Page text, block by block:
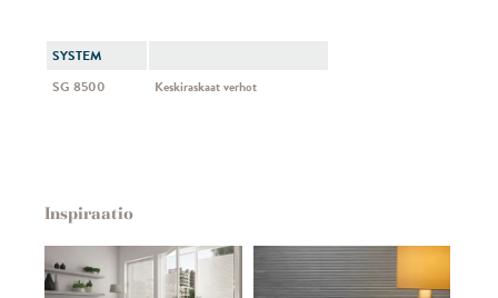
SYSTEM
SG 8500
Keskiraskaat verhot
Inspiraatio